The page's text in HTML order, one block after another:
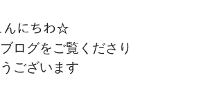
にちわ☆
ログをご覧くださり
ございます